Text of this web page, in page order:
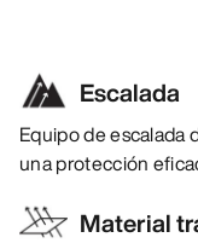
Escalada
Equipo de escalada
una protección
Material